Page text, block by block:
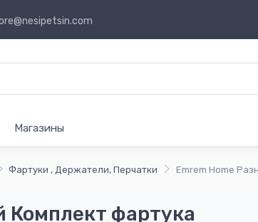
Магазины
Фартуки , Держатели, Перчатки Emrem Home
Комплект фартука